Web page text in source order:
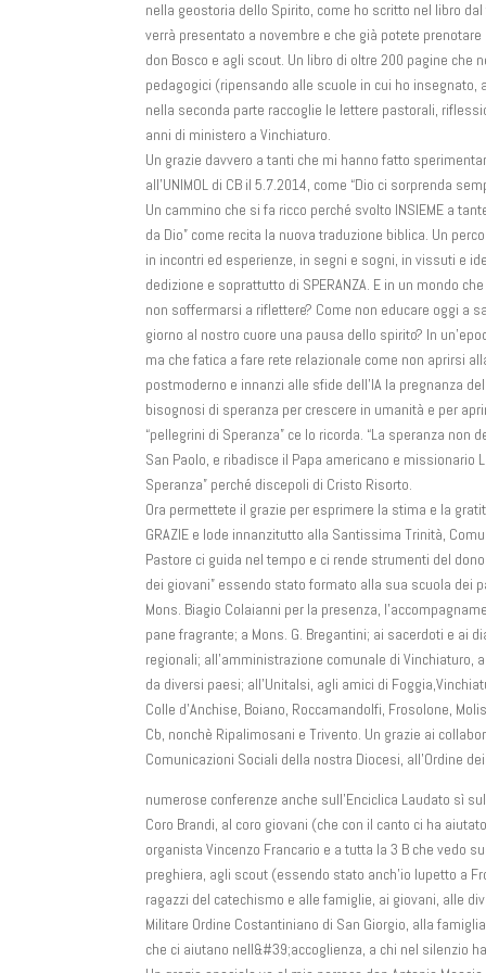
nella geostoria dello Spirito, come ho scritto nel libro dal
verrà presentato a novembre e che già potete
don Bosco e agli scout. Un libro di oltre 200 pagine che
pedagogici (ripensando alle scuole in cui ho
nella seconda parte raccoglie le lettere pastorali,
anni di ministero a Vinchiaturo.
Un grazie davvero a tanti che mi hanno fatto
all’UNIMOL di CB il 5.7.2014, come “Dio ci sorprenda
Un cammino che si fa ricco perché svolto INSIEME a
da Dio” come recita la nuova traduzione biblica. Un
in incontri ed esperienze, in segni e sogni, in vissuti e
dedizione e soprattutto di SPERANZA. E in un mondo
non soffermarsi a riflettere? Come non educare oggi a
giorno al nostro cuore una pausa dello spirito? In
ma che fatica a fare rete relazionale come non aprirsi
postmoderno e innanzi alle sfide dell’IA la pregnanza
bisognosi di speranza per crescere in umanità e per
“pellegrini di Speranza” ce lo ricorda. “La speranza non
San Paolo, e ribadisce il Papa americano e missionario
Speranza” perché discepoli di Cristo Risorto.
Ora permettete il grazie per esprimere la stima e la
GRAZIE e lode innanzitutto alla Santissima Trinità,
Pastore ci guida nel tempo e ci rende strumenti del
dei giovani” essendo stato formato alla sua scuola dei
Mons. Biagio Colaianni per la presenza,
pane fragrante; a Mons. G. Bregantini; ai sacerdoti e ai
regionali; all’amministrazione comunale di
da diversi paesi; all’Unitalsi, agli amici di
Colle d’Anchise, Boiano, Roccamandolfi, Frosolone,
Cb, nonchè Ripalimosani e Trivento. Un grazie ai
Comunicazioni Sociali della nostra Diocesi, all’Ordine
numerose conferenze anche sull’Enciclica Laudato sì
Coro Brandi, al coro giovani (che con il canto ci ha
organista Vincenzo Francario e a tutta la 3 B che vedo
preghiera, agli scout (essendo stato anch’io lupetto a
ragazzi del catechismo e alle famiglie, ai giovani, alle
Militare Ordine Costantiniano di San Giorgio, alla
che ci aiutano nell&#39;accoglienza, a chi nel silenzio